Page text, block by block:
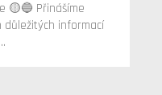
🟡🔵 Přinášíme
důležitých informací